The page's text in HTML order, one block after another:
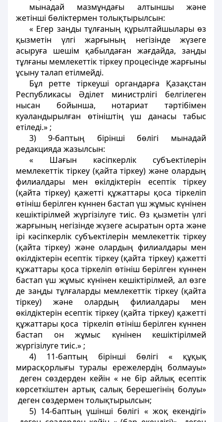
мынадай мазмұндағы алтыншы және
жетінші бөліктермен толықтырылсын:
« Егер заңды тұлғаның құрылтайшылары өз
қызметін үлгі жарғының негізінде жүзеге
асыруға шешім қабылдаған жағдайда, заңды
тұлғаны мемлекеттік тіркеу процесінде жарғыны
ұсыну талап етілмейді.
Бұл ретте тіркеуші органдарға Қазақстан
Республикасы Әділет министрлігі белгілеген
нысан бойынша, нотариат тәртібімен
куәландырылған өтініштің үш данасы табыс
етіледі.» ;
3) 9-баптың бірінші бөлігі мынадай
редакцияда жазылсын:
« Шағын кәсіпкерлік субъектілерін
мемлекеттік тіркеу (қайта тіркеу) және олардың
филиалдары мен өкілдіктерін есептік тіркеу
(қайта тіркеу) қажетті құжаттары қоса тіркеліп
өтініш берілген күннен бастап үш жұмыс күнінен
кешіктірілмей жүргізілуге тиіс. Өз қызметін үлгі
жарғының негізінде жүзеге асыратын орта және
ірі кәсіпкерлік субъектілерін мемлекеттік тіркеу
(қайта тіркеу) және олардың филиалдары мен
өкілдіктерін есептік тіркеу (қайта тіркеу) қажетті
құжаттары қоса тіркеліп өтініш берілген күннен
бастап үш жұмыс күнінен кешіктірілмей, ал өзге
де заңды тұлғаларды мемлекеттік тіркеу (қайта
тіркеу) және олардың филиалдары мен
өкілдіктерін есептік тіркеу (қайта тіркеу) қажетті
құжаттары қоса тіркеліп өтініш берілген күннен
бастап он жұмыс күнінен кешіктірілмей
жүргізілуге тиіс.» ;
4) 11-баптың бірінші бөлігі « құқық
мирасқорлығы туралы ережелердің болмауы»
деген сөздерден кейін « не бір айлық есептік
көрсеткіштен артық салық берешегінің болуы»
деген сөздермен толықтырылсын;
5) 14-баптың үшінші бөлігі « жоқ екендігі»